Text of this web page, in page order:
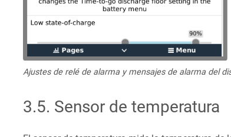
Ajustes de relé de alarma y mensajes de alarma del
3.5. Sensor de temperatura